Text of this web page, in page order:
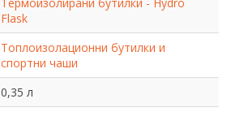
Flask
Топлоизолационни бутилки и
спортни чаши
0,35 л